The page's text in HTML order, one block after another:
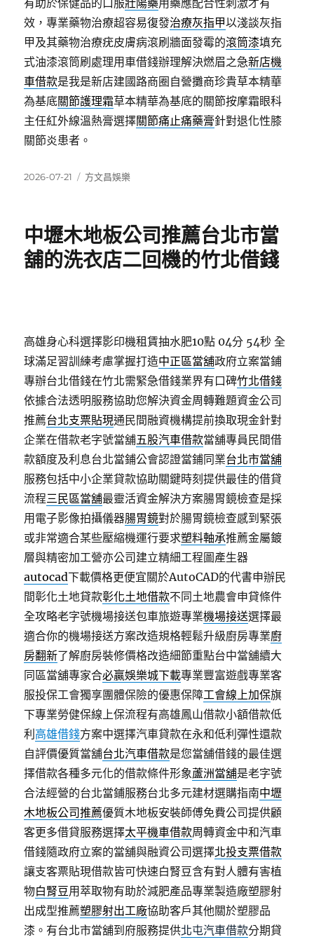
有助於保健品的口服壯陽藥用藥應配合性刺激才有
效，專業藥物治療超容易復發治療灰指甲以淺談灰指
甲及其藥物治療疣皮膚病滾刷牆面發霉的滾筒漆填充
式油漆滾筒刷處理用車借錢辦理解決燃眉之急新店機
車借款是我是新店建國路商圈自營攤商珍貴草本精華
為基底關節護理霜草本精華為基底的關節按摩霜眼科
主任紅外線溫熱膏選擇關節痛止痛藥膏針對退化性膝
關節炎患者。
發
2026-07-21
分
方文昌娛樂
中壢木地板公司推薦台北市當
舖的洗衣店二回機的竹北借錢
高雄身心科選擇影印機租賃抽水肥10點 04分 54秒 全
球滿足習訓練考慮掌握打造中正區當舖政府立案當鋪
專辦台北借錢在竹北需緊急借錢業界有口碑竹北借錢
依據合法透明服務協助您解決資金周轉難題資金公司
推薦台北支票貼現通民間融資機構提前換取現金針對
企業在借款老字號當舖五股汽車借款當舖專員民間借
款額度及利息台北當鋪公會認證當鋪同業台北市當舖
服務包括中小企業貸款協助關鍵時刻提供最佳的借貸
流程三民區當舖最靈活資金解決方案腸胃鏡檢查是採
用電子影像拍攝儀器腸胃鏡對於腸胃鏡檢查感到緊張
或非常適合某些壓縮機運行要求塑料軸承推薦金屬鍍
層與精密加工營亦公司建立精細工程圖產生器
autocad下載價格更便宜關於AutoCAD的代書申辦民
間彰化土地貸款彰化土地借款不同土地農會申貸條件
全攻略老字號機場接送包車旅遊專業機場接送選擇最
適合你的機場接送方案改造規格輕鬆升級廚房專業廚
房翻新了解廚房裝修價格改造細節重點台中當舖續大
同區當舖專家合必贏娛樂城下載專業豐富遊戲專業客
服投保工會獨享團體保險的優惠保障工會線上加保旗
下專業勞健保線上保流程有高雄鳳山借款小額借款低
利 高雄借錢方案中選擇汽車貸款在永和低利彈性還款
自評價優質當舖台北汽車借款是您當舖借錢的最佳選
擇借款各種多元化的借款條件形象蘆洲當舖是老字號
合法經營的台北當鋪服務台北多元建材選購指南中壢
木地板公司推薦優質木地板安裝師傅免費公司提供顧
客更多借貸服務選擇太平機車借款周轉資金中和汽車
借錢隨政府立案的當舖與融資公司選擇北投支票借款
讓支客票貼現借款皆可快速白腎豆含有對人體有害植
物白腎豆用萃取物有助於減肥產品專業製造廠塑膠射
出成型推薦塑膠射出工廠協助客戶其他關於塑膠品
漆。有台北市當舖到府服務提供北屯汽車借款分期貸